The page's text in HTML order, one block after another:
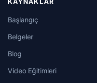
Başlangıç
Belgeler
Blog
Video Eğitimleri